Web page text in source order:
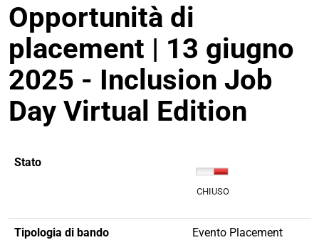
Opportunità di
placement | 13 giugno
2025 - Inclusion Job
Day Virtual Edition
Stato
CHIUSO
Tipologia di bando Evento Placement